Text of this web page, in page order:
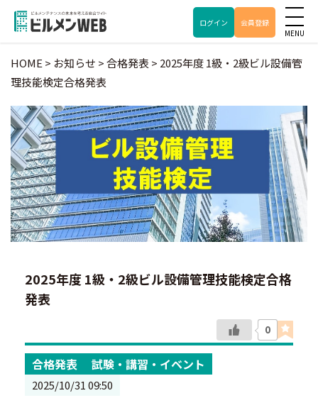
ログイン 会員登録
HOME > お知らせ >合格発表 > 2025年度 1級・2級ビル設備管
理技能検定合格発表
2025年度 1級・2級ビル設備管理技能検定合格
発表
0
合格発表 試験・講習・イベント
2025/10/31 09:50